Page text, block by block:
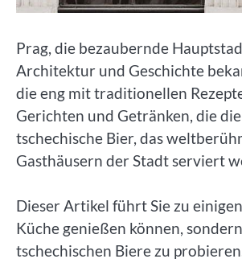
Prag, die bezaubernde
Architektur und Geschichte
die eng mit traditionellen
Gerichten und Getränken, die
tschechische Bier, das
Gasthäusern der Stadt serviert
Dieser Artikel führt Sie zu
Küche genießen können,
tschechischen Biere zu